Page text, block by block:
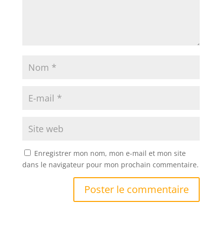
Enregistrer mon nom, mon e-mail et mon site
dans le navigateur pour mon prochain commentaire.